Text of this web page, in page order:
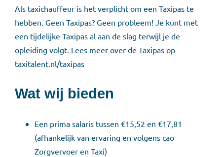
Als taxichauffeur is het verplicht om een Taxipas te
hebben. Geen Taxipas? Geen probleem! Je kunt met
een tijdelijke Taxipas al aan de slag terwijl je de
opleiding volgt. Lees meer over de Taxipas op
taxitalent.nl/taxipas
Wat wij bieden
Een prima salaris tussen €15,52 en €17,81
(afhankelijk van ervaring en volgens cao
Zorgvervoer en Taxi)